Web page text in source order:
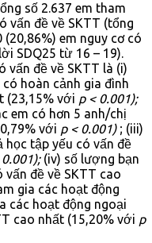
số 2.637 em tham
vấn đề về SKTT (tổng
em nguy cơ có
SDQ25 từ 16 – 19).
vấn đề về SKTT là (i)
hoàn cảnh gia đình
(23,15% với p < 0.001);
em có hơn 5 anh/chị
với p < 0.001); (iii)
học tập yếu có vấn đề
0.001); (iv) số lượng bạn
vấn đề về SKTT cao
gia các hoạt động
các hoạt động ngoại
cao nhất (15,20% với p